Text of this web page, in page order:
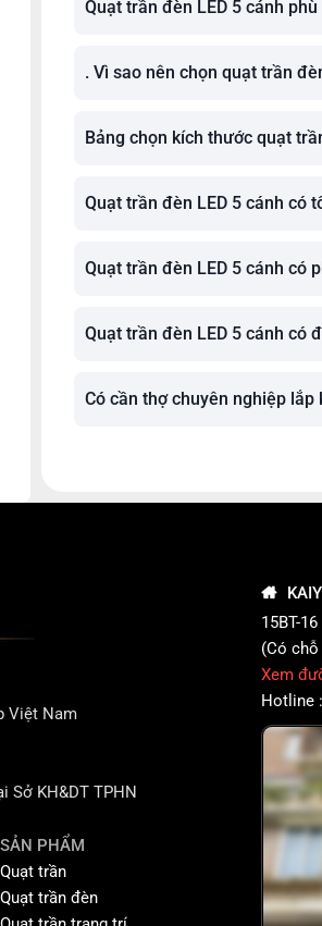
Quạt trần đèn LED 5 cánh
. Vì sao nên chọn quạt trần
Bảng chọn kích thước quạt
Quạt trần đèn LED 5 cánh có
Quạt trần đèn LED 5 cánh có
Quạt trần đèn LED 5 cánh có
Có cần thợ chuyên nghiệp lắp
Việt Nam
Sở KH&DT TPHN
SẢN PHẨM
Quạt trần
Quạt trần đèn
15BT-
(Có
Xem
Hotline :